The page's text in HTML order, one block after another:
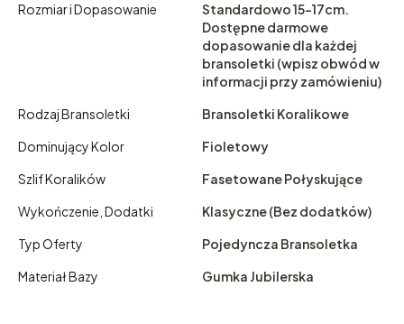
Rozmiar i Dopasowanie
Standardowo 15-17cm.
Dostępne darmowe
dopasowanie dla każdej
bransoletki (wpisz obwód w
informacji przy zamówieniu)
Rodzaj Bransoletki
Bransoletki Koralikowe
Dominujący Kolor
Fioletowy
Szlif Koralików
Fasetowane Połyskujące
Wykończenie, Dodatki
Klasyczne (Bez dodatków)
Typ Oferty
Pojedyncza Bransoletka
Materiał Bazy
Gumka Jubilerska